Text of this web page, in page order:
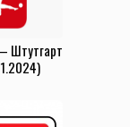
Штутгарт